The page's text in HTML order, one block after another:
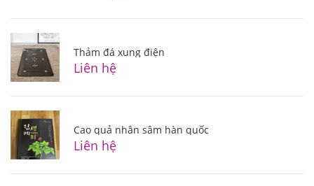
Thảm đá xung điện
Liên hệ
Cao quả nhân sâm hàn quốc
Liên hệ